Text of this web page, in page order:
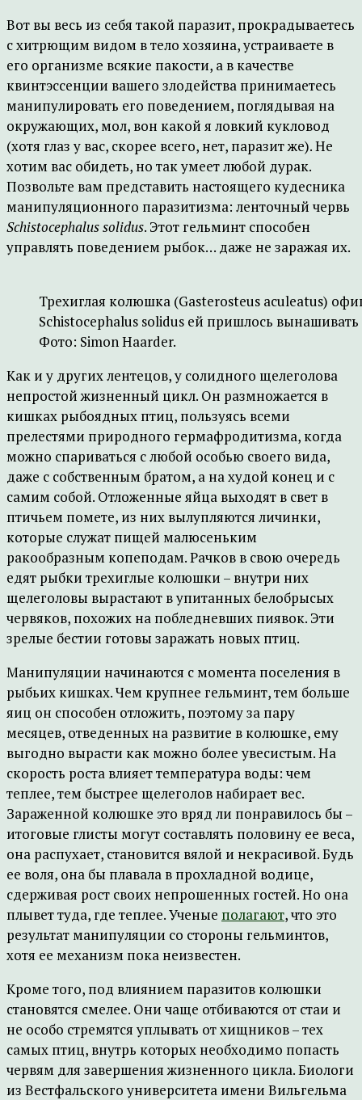
Вот вы весь из себя такой паразит, прокрадываетесь
с хитрющим видом в тело хозяина, устраиваете в
его организме всякие пакости, а в качестве
квинтэссенции вашего злодейства принимаетесь
манипулировать его поведением, поглядывая на
окружающих, мол, вон какой я ловкий кукловод
(хотя глаз у вас, скорее всего, нет, паразит же). Не
хотим вас обидеть, но так умеет любой дурак.
Позвольте вам представить настоящего кудесника
манипуляционного паразитизма: ленточный червь
Schistocephalus solidus. Этот гельминт способен
управлять поведением рыбок… даже не заражая их.
Трехиглая колюшка (Gasterosteus aculeatus)
Schistocephalus solidus ей пришлось
Фото: Simon Haarder.
Как и у других лентецов, у солидного щелеголова
непростой жизненный цикл. Он размножается в
кишках рыбоядных птиц, пользуясь всеми
прелестями природного гермафродитизма, когда
можно спариваться с любой особью своего вида,
даже с собственным братом, а на худой конец и с
самим собой. Отложенные яйца выходят в свет в
птичьем помете, из них вылупляются личинки,
которые служат пищей малюсеньким
ракообразным копеподам. Рачков в свою очередь
едят рыбки трехиглые колюшки – внутри них
щелеголовы вырастают в упитанных белобрысых
червяков, похожих на побледневших пиявок. Эти
зрелые бестии готовы заражать новых птиц.
Манипуляции начинаются с момента поселения в
рыбьих кишках. Чем крупнее гельминт, тем больше
яиц он способен отложить, поэтому за пару
месяцев, отведенных на развитие в колюшке, ему
выгодно вырасти как можно более увесистым. На
скорость роста влияет температура воды: чем
теплее, тем быстрее щелеголов набирает вес.
Зараженной колюшке это вряд ли понравилось бы –
итоговые глисты могут составлять половину ее веса,
она распухает, становится вялой и некрасивой. Будь
ее воля, она бы плавала в прохладной водице,
сдерживая рост своих непрошенных гостей. Но она
плывет туда, где теплее. Ученые полагают, что это
результат манипуляции со стороны гельминтов,
хотя ее механизм пока неизвестен.
Кроме того, под влиянием паразитов колюшки
становятся смелее. Они чаще отбиваются от стаи и
не особо стремятся уплывать от хищников – тех
самых птиц, внутрь которых необходимо попасть
червям для завершения жизненного цикла. Биологи
из Вестфальского университета имени Вильгельма